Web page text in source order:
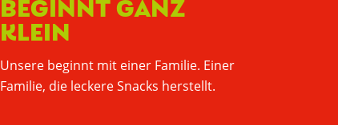
EGINNT GANZ K
LEIN
Unsere beginnt mit einer Familie. Einer
Familie, die leckere Snacks herstellt.